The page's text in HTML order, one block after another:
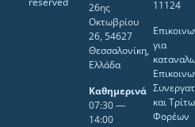
26ης
Οκτωβρίου
26, 54627
Θεσσαλονίκη,
Ελλάδα
Καθημερινά
07:30 ―
14:00
11124
για
και
Φορέων